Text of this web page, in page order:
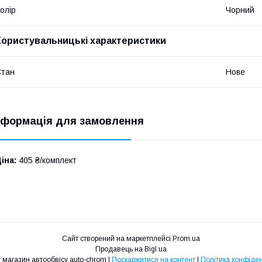
Чорний
характеристики
Нове
для замовлення
405 ₴/комплект
Сайт створений на маркетплейсі Prom.ua
Продавець на Bigl.ua
Поскаржитися на контент Політика